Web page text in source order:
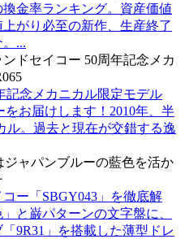
金率ランキング。資産価値
がり必至の新作、生産終了
...
記念メカニカル限定モデル
をお届けします！2010年、半
ル。過去と現在が交錯する逸
ー「SBGY043」を徹底解
と巌パターンの文字盤に、
9R31」を搭載した薄型ドレ